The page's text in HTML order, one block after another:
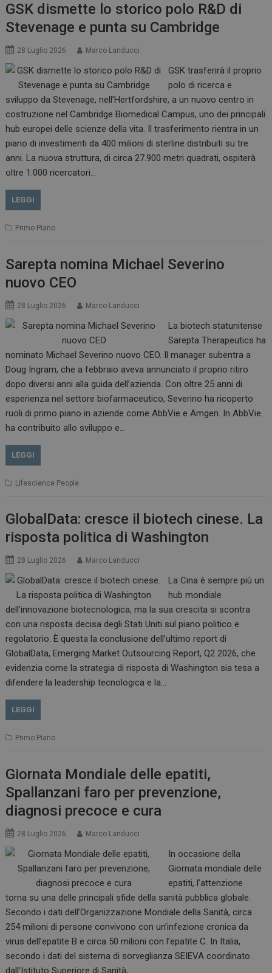
GSK dismette lo storico polo R&D di
Stevenage e punta su Cambridge
28 Luglio 2026 Marco Landucci
GSK trasferirà il proprio
polo di ricerca e
sviluppo da Stevenage, nell’Hertfordshire, a un nuovo centro in
costruzione nel Cambridge Biomedical Campus, uno dei principali
hub europei delle scienze della vita. Il trasferimento rientra in un
piano di investimenti da 400 milioni di sterline distribuiti su tre
anni. La nuova struttura, di circa 27.900 metri quadrati, ospiterà
oltre 1.000 ricercatori…
LEGGI
Primo Piano
Sarepta nomina Michael Severino
nuovo CEO
28 Luglio 2026 Marco Landucci
La biotech statunitense
Sarepta Therapeutics ha
nominato Michael Severino nuovo CEO. Il manager subentra a
Doug Ingram, che a febbraio aveva annunciato il proprio ritiro
dopo diversi anni alla guida dell’azienda. Con oltre 25 anni di
esperienza nel settore biofarmaceutico, Severino ha ricoperto
ruoli di primo piano in aziende come AbbVie e Amgen. In AbbVie
ha contribuito allo sviluppo e…
LEGGI
Lifescience People
GlobalData: cresce il biotech cinese. La
risposta politica di Washington
28 Luglio 2026 Marco Landucci
La Cina è sempre più un
hub mondiale
dell’innovazione biotecnologica, ma la sua crescita si scontra
con una risposta decisa degli Stati Uniti sul piano politico e
regolatorio. È questa la conclusione dell’ultimo report di
GlobalData, Emerging Market Outsourcing Report, Q2 2026, che
evidenzia come la strategia di risposta di Washington sia tesa a
difendere la leadership tecnologica e la…
LEGGI
Primo Piano
Giornata Mondiale delle epatiti,
Spallanzani faro per prevenzione,
diagnosi precoce e cura
28 Luglio 2026 Marco Landucci
In occasione della
Giornata mondiale delle
epatiti, l’attenzione
torna su una delle principali sfide della sanità pubblica globale.
Secondo i dati dell’Organizzazione Mondiale della Sanità, circa
254 milioni di persone convivono con un’infezione cronica da
virus dell’epatite B e circa 50 milioni con l’epatite C. In Italia,
secondo i dati del sistema di sorveglianza SEIEVA coordinato
dall’Istituto Superiore di Sanità,…